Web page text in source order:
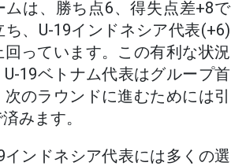
ムは、勝ち点6、得失点差+8で
、U-19インドネシア代表(+6)
回っています。この有利な状況
19ベトナム代表はグループ首
のラウンドに進むためには引
みます。
インドネシア代表には多くの選